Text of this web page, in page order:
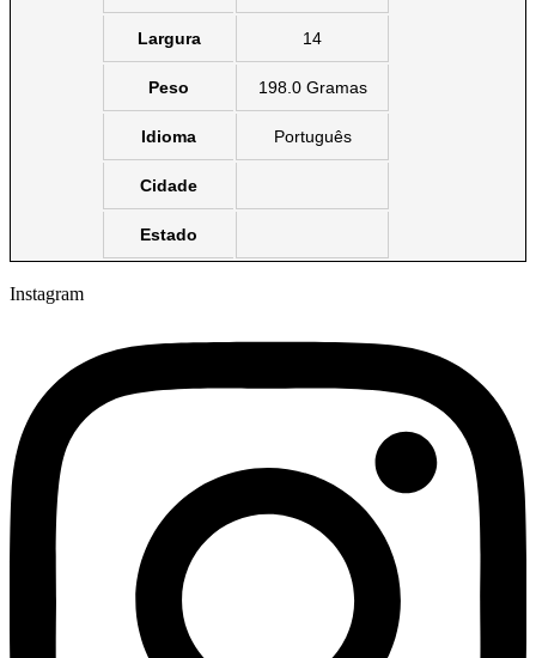
Largura 14
Peso 198.0 Gramas
Idioma Português
Cidade
Estado
Instagram